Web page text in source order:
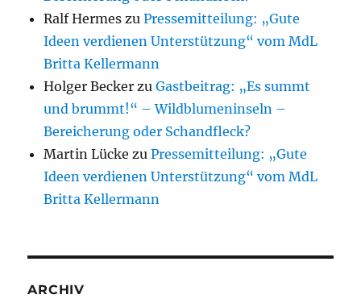
Ralf Hermes zuPressemitteilung: „Gute
Ideen verdienen Unterstützung“ vom MdL
Britta Kellermann
Holger Becker zuGastbeitrag: „Es summt
und brummt!“ – Wildblumeninseln –
Bereicherung oder Schandfleck?
Martin Lücke zuPressemitteilung: „Gute
Ideen verdienen Unterstützung“ vom MdL
Britta Kellermann
ARCHIV